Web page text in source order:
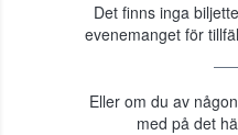
Det finns inga
evenemanget för
Eller om du av
med på det